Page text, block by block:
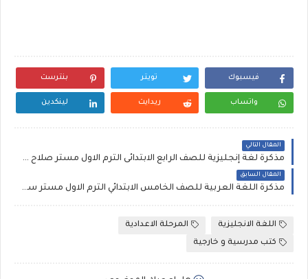
فيسبوك تويتر بنترست
واتساب ريدايت لينكدين
المقال التالي
مذكرة لغة إنجليزية للصف الرابع الابتدائى الترم الاول مستر صلاح عبد السلام، شرح وتدريبات وإمتحانات وكراسة واجب إنجليزي رابعة ابتدائي 2023
المقال السابق
مذكرة اللغة العربية للصف الخامس الابتدائي الترم الاول مستر سمير الغريب، ملزمة عربى pdf كاملة خامسة ابتدائي 2023
اللغة الانجليزية
المرحلة الاعدادية
كتب مدرسية و خارجية